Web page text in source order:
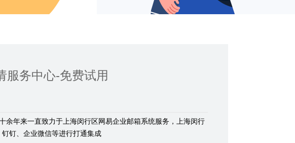
服务中心-免费试用
余年来一直致力于上海闵行区网易企业邮箱系统服务，上海闵行
钉钉、企业微信等进行打通集成